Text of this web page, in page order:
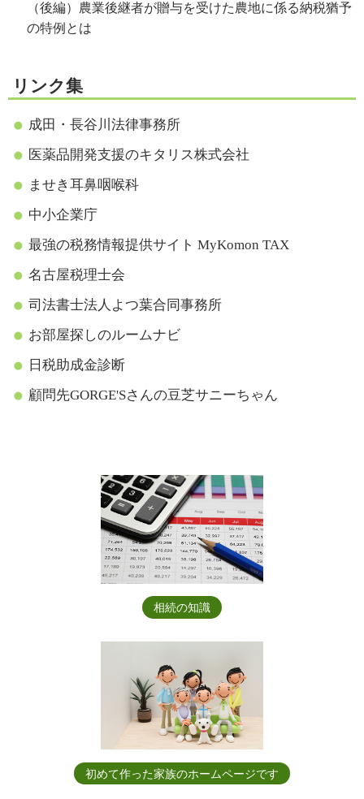
（後編）農業後継者が贈与を受けた農地に係る納税猶予
の特例とは
リンク集
成田・長谷川法律事務所
医薬品開発支援のキタリス株式会社
ませき耳鼻咽喉科
中小企業庁
最強の税務情報提供サイト MyKomon TAX
名古屋税理士会
司法書士法人よつ葉合同事務所
お部屋探しのルームナビ
日税助成金診断
顧問先GORGE'Sさんの豆芝サニーちゃん
相続の知識
初めて作った家族のホームページです